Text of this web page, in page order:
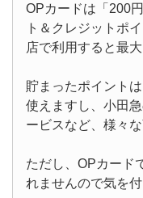
OPカードは「200
ト＆クレジットポ
店で利用すると最
貯まったポイント
使えますし、小田
ービスなど、様々
ただし、OPカード
れませんので気を付